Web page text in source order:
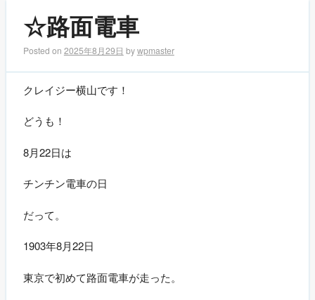
☆路面電車
Posted on 2025年8月29日 bywpmaster
クレイジー横山です！
どうも！
8月22日は
チンチン電車の日
だって。
1903年8月22日
東京で初めて路面電車が走った。